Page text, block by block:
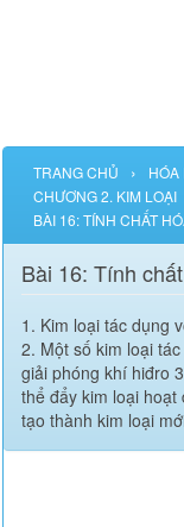
TRANG CHỦ › HÓA
CHƯƠNG 2. KIM LOẠI
BÀI 16: TÍNH CHẤT
Bài 16: Tính
1. Kim loại tác dụng
2. Một số kim loại
giải phóng khí hiđro
thể đẩy kim loại
tạo thành kim loại